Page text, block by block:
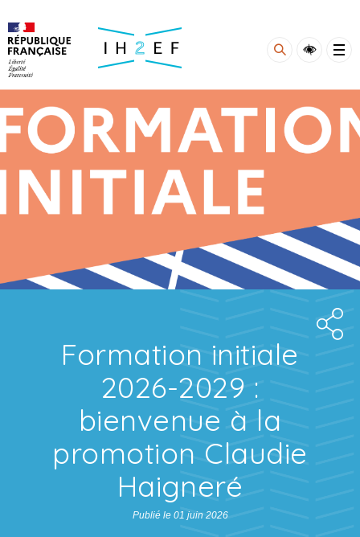
Formation initiale
2026-2029 :
bienvenue à la
promotion Claudie
Haigneré
Publié le 01 juin 2026